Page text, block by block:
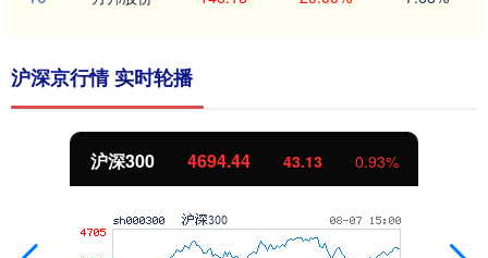
沪深京行情 实时轮播
沪深300 4694.44 43.13 0.93%